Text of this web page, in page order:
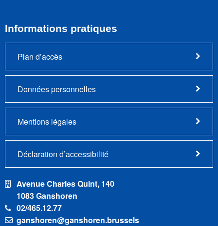
Informations pratiques
Plan d’accès
Données personnelles
Mentions légales
Déclaration d’accessibilité
Avenue Charles Quint, 140
1083 Ganshoren
02/465.12.77
ganshoren@ganshoren.brussels